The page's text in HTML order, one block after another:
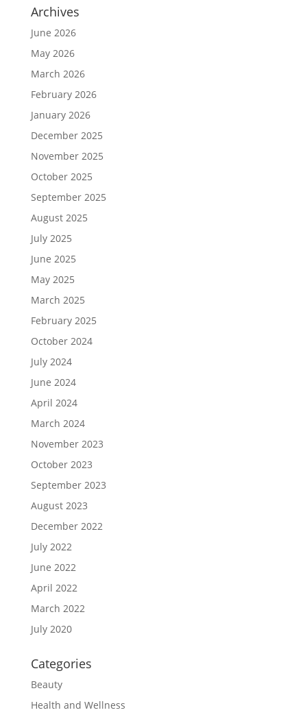
Archives
June 2026
May 2026
March 2026
February 2026
January 2026
December 2025
November 2025
October 2025
September 2025
August 2025
July 2025
June 2025
May 2025
March 2025
February 2025
October 2024
July 2024
June 2024
April 2024
March 2024
November 2023
October 2023
September 2023
August 2023
December 2022
July 2022
June 2022
April 2022
March 2022
July 2020
Categories
Beauty
Health and Wellness